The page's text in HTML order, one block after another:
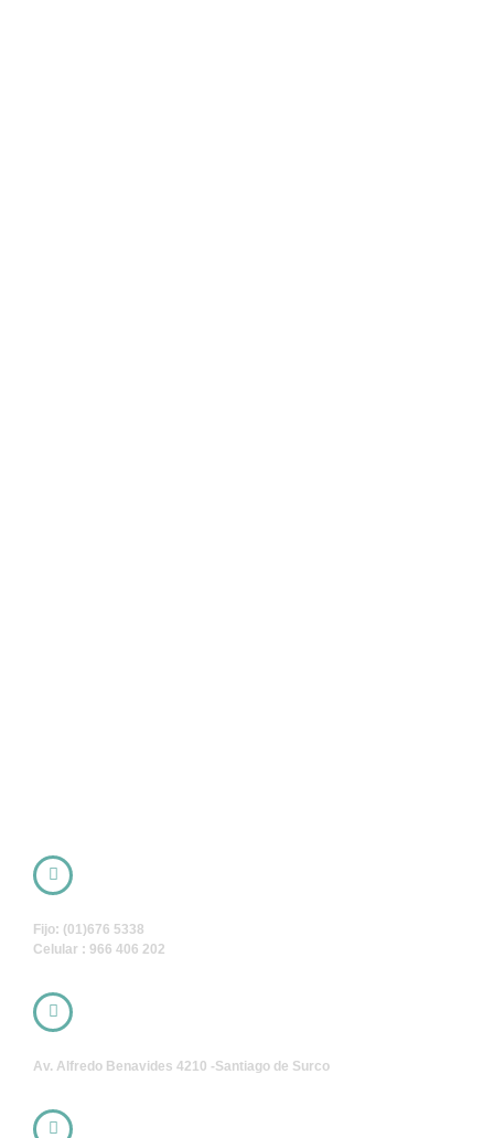
Fijo: (01)676 5338
Celular : 966 406 202
Av. Alfredo Benavides 4210 -Santiago de Surco